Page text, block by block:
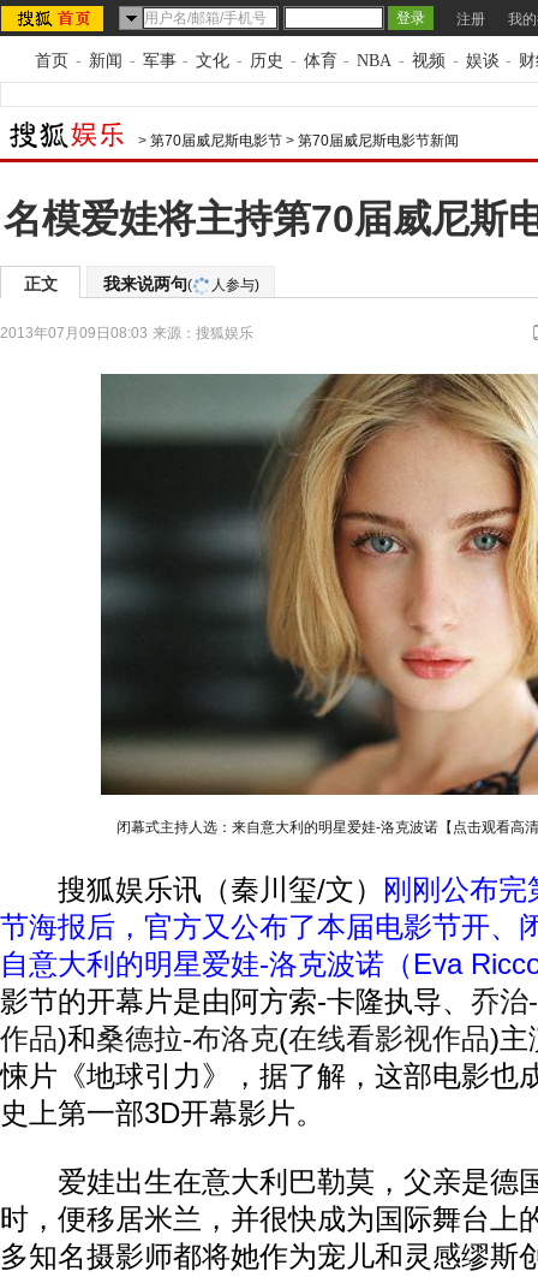
注册 我
首页 - 新闻 - 军事 - 文化 - 历史 - 体育 - NBA - 视频 - 娱谈 -
> 第70届威尼斯电影节 > 第70届威尼斯电影节新闻
名模爱娃将主持第70届威尼斯
正文 我来说两句( 人参与)
2013年07月09日08:03 来源： 搜狐娱乐
闭幕式主持人选：来自意大利的明星爱娃-洛克波诺【点击观看高
搜狐娱乐讯（秦川玺/文）
刚刚公布完
节海报后，官方又公布了本届电影节开、
自意大利的明星爱娃-洛克波诺（Eva
影节的开幕片是由阿方索-卡隆执导、 乔治
作品)和桑德拉-布洛克(在线看影视作品)主
悚片《地球引力》，据了解，这部电影也
史上第一部3D开幕影片。
爱娃出生在意大利巴勒莫，父亲是德
时，便移居米兰，并很快成为国际舞台上
多知名摄影师都将她作为宠儿和灵感缪斯